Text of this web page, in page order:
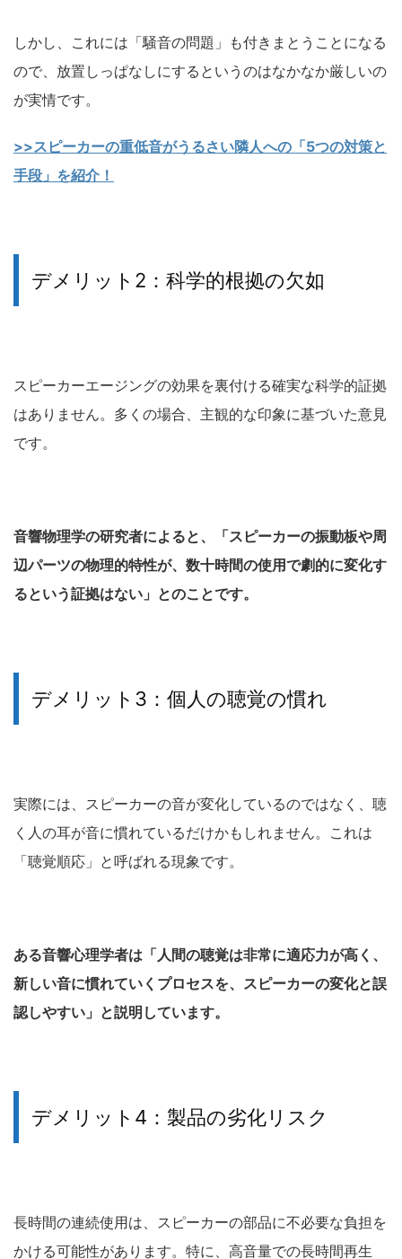
しかし、これには「騒音の問題」も付きまとうことになる
ので、放置しっぱなしにするというのはなかなか厳しいの
が実情です。
>>スピーカーの重低音がうるさい隣人への「5つの対策と
手段」を紹介！
デメリット2：科学的根拠の欠如
スピーカーエージングの効果を裏付ける確実な科学的証拠
はありません。多くの場合、主観的な印象に基づいた意見
です。
音響物理学の研究者によると、「スピーカーの振動板や周
辺パーツの物理的特性が、数十時間の使用で劇的に変化す
るという証拠はない」とのことです。
デメリット3：個人の聴覚の慣れ
実際には、スピーカーの音が変化しているのではなく、聴
く人の耳が音に慣れているだけかもしれません。これは
「聴覚順応」と呼ばれる現象です。
ある音響心理学者は「人間の聴覚は非常に適応力が高く、
新しい音に慣れていくプロセスを、スピーカーの変化と誤
認しやすい」と説明しています。
デメリット4：製品の劣化リスク
長時間の連続使用は、スピーカーの部品に不必要な負担を
かける可能性があります。特に、高音量での長時間再生